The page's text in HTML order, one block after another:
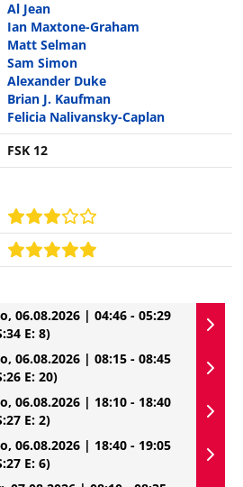
Al Jean
Ian Maxtone-Graham
Matt Selman
Sam Simon
Alexander Duke
Brian J. Kaufman
Felicia Nalivansky-Caplan
FSK 12
06.08.2026 | 04:46 - 05:29
E: 8)
06.08.2026 | 08:15 - 08:45
E: 20)
06.08.2026 | 18:10 - 18:40
E: 2)
06.08.2026 | 18:40 - 19:05
E: 6)